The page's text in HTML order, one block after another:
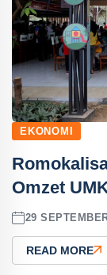
EKONOMI
Omzet
29
READ MORE